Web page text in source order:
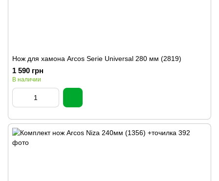
Нож для хамона Arcos Serie Universal 280 мм (2819)
1 590 грн
В наличии